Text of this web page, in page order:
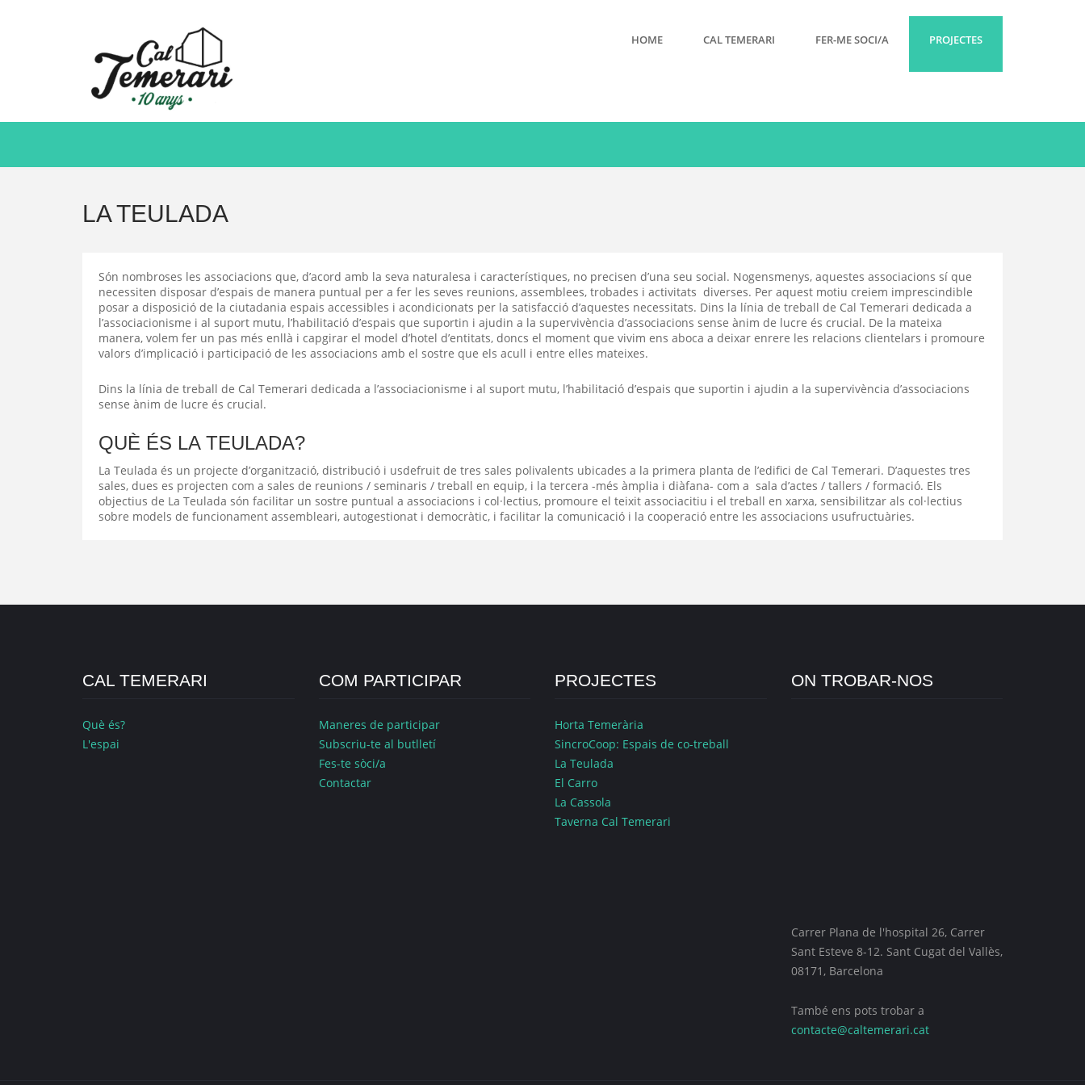
HOME CAL TEMERARI FER-ME SOCI/A PROJECTES
LA TEULADA
Són nombroses les associacions que, d’acord amb la seva naturalesa i característiques, no precisen d’una seu social. Nogensmenys, aquestes associacions sí que
necessiten disposar d’espais de manera puntual per a fer les seves reunions, assemblees, trobades i activitats diverses. Per aquest motiu creiem imprescindible
posar a disposició de la ciutadania espais accessibles i acondicionats per la satisfacció d’aquestes necessitats. Dins la línia de treball de Cal Temerari dedicada a
l’associacionisme i al suport mutu, l’habilitació d’espais que suportin i ajudin a la supervivència d’associacions sense ànim de lucre és crucial. De la mateixa
manera, volem fer un pas més enllà i capgirar el model d’hotel d’entitats, doncs el moment que vivim ens aboca a deixar enrere les relacions clientelars i promoure
valors d’implicació i participació de les associacions amb el sostre que els acull i entre elles mateixes.
Dins la línia de treball de Cal Temerari dedicada a l’associacionisme i al suport mutu, l’habilitació d’espais que suportin i ajudin a la supervivència d’associacions
sense ànim de lucre és crucial.
QUÈ ÉS LA TEULADA?
La Teulada és un projecte d’organització, distribució i usdefruit de tres sales polivalents ubicades a la primera planta de l’edifici de Cal Temerari. D’aquestes tres
sales, dues es projecten com a sales de reunions / seminaris / treball en equip, i la tercera -més àmplia i diàfana- com a sala d’actes / tallers / formació. Els
objectius de La Teulada són facilitar un sostre puntual a associacions i col·lectius, promoure el teixit associacitiu i el treball en xarxa, sensibilitzar als col·lectius
sobre models de funcionament assembleari, autogestionat i democràtic, i facilitar la comunicació i la cooperació entre les associacions usufructuàries.
CAL TEMERARI
Què és?
L'espai
COM PARTICIPAR
Maneres de participar
Subscriu-te al butlletí
Fes-te sòci/a
Contactar
PROJECTES
Horta Temerària
SincroCoop: Espais de co-treball
La Teulada
El Carro
La Cassola
Taverna Cal Temerari
ON TROBAR-NOS
Carrer Plana de l'hospital 26, Carrer
Sant Esteve 8-12. Sant Cugat del Vallès,
08171, Barcelona
També ens pots trobar a
contacte@caltemerari.cat